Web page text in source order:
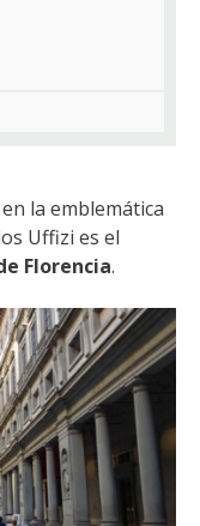
la emblemática
Uffizi es el
Florencia.